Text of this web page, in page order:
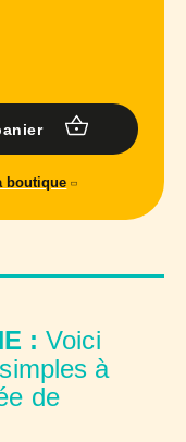
boutique
: Voici
à
de